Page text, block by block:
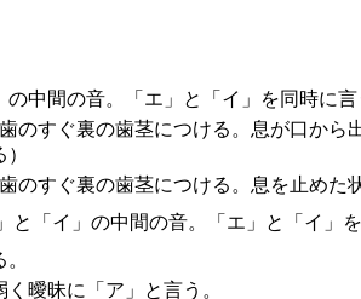
の中間の音。「エ」と「イ」を同時に言
のすぐ裏の歯茎につける。息が口か
のすぐ裏の歯茎につける。息を止め
と「イ」の中間の音。「エ」と「イ」
曖昧に「ア」と言う。